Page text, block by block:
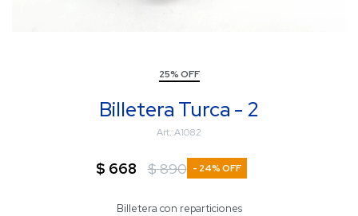
25% OFF
Billetera Turca - 2
A1082
$ 668 $890 24
Billetera con reparticiones